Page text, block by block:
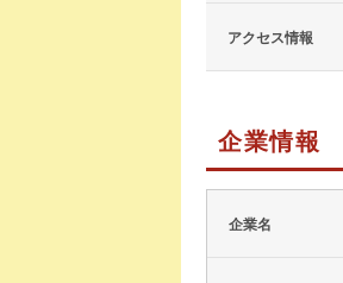
アクセス情報
企業情報
企業名